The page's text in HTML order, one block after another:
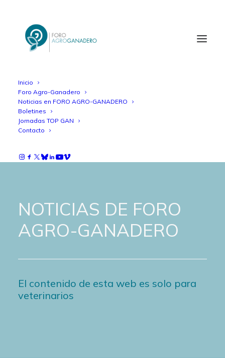
Inicio
Foro Agro-Ganadero
Noticias en FORO AGRO-GANADERO
Boletines
Jornadas TOP GAN
Contacto
NOTICIAS DE FORO
AGRO-GANADERO
El contenido de esta web es solo para
veterinarios